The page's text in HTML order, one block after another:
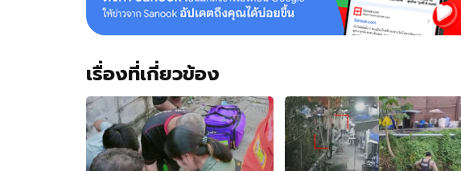
เรื่องที่เกี่ยวข้อง